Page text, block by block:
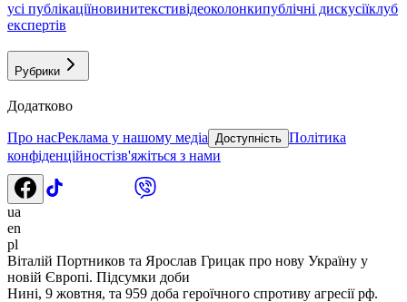
усі публікаціїновинитекстивідеоколонкипублічні дискусіїклуб
експертів
Рубрики
Додатково
Про насРеклама у нашому медіа Доступність Політика
конфіденційностізв'яжіться з нами
ua
en
pl
Віталій Портников та Ярослав Грицак про нову Україну у
новій Європі. Підсумки доби
Нині, 9 жовтня, та 959 доба героїчного спротиву агресії рф.